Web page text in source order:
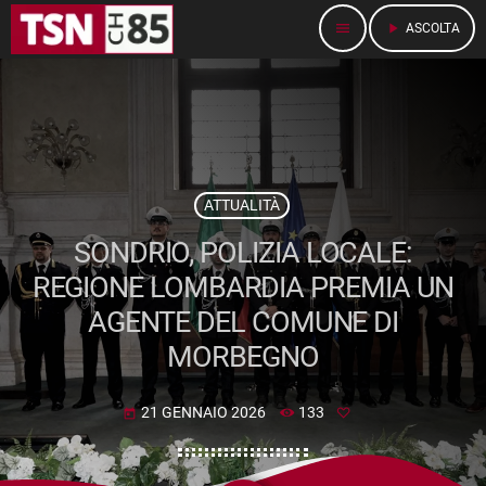
menu play_arrow ASCOLTA
ATTUALITÀ
SONDRIO, POLIZIA LOCALE:
REGIONE LOMBARDIA PREMIA UN
AGENTE DEL COMUNE DI
MORBEGNO
today 21 GENNAIO 2026 133